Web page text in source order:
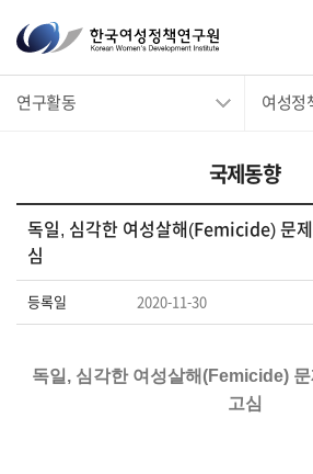
한
국
여
연
구
원
Korean
Development
연구활동 여성정
국제동향
독일, 심각한 여성살해(Femicide) 문
심
등록일 2020-11-30
독일, 심각한 여성살해(Femicide)
고심